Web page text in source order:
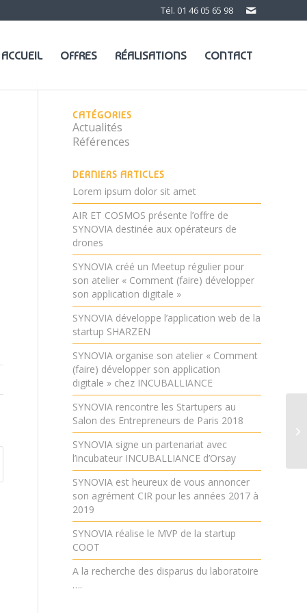
Tél. 01 46 05 65 98
ACCUEIL OFFRES RÉALISATIONS CONTACT
CATÉGORIES
Actualités
Références
DERNIERS ARTICLES
Lorem ipsum dolor sit amet
AIR ET COSMOS présente l’offre de
SYNOVIA destinée aux opérateurs de
drones
SYNOVIA créé un Meetup régulier pour
son atelier « Comment (faire) développer
son application digitale »
SYNOVIA développe l’application web de la
startup SHARZEN
SYNOVIA organise son atelier « Comment
(faire) développer son application
digitale » chez INCUBALLIANCE
SYNOVIA rencontre les Startupers au
Salon des Entrepreneurs de Paris 2018
SYNOVIA signe un partenariat avec
l’incubateur INCUBALLIANCE d’Orsay
SYNOVIA est heureux de vous annoncer
son agrément CIR pour les années 2017 à
2019
SYNOVIA réalise le MVP de la startup
COOT
A la recherche des disparus du laboratoire
….